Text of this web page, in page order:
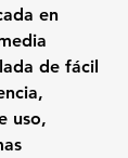
en
de fácil
uso,